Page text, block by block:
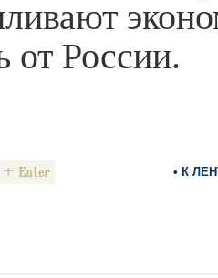
от России.
• К